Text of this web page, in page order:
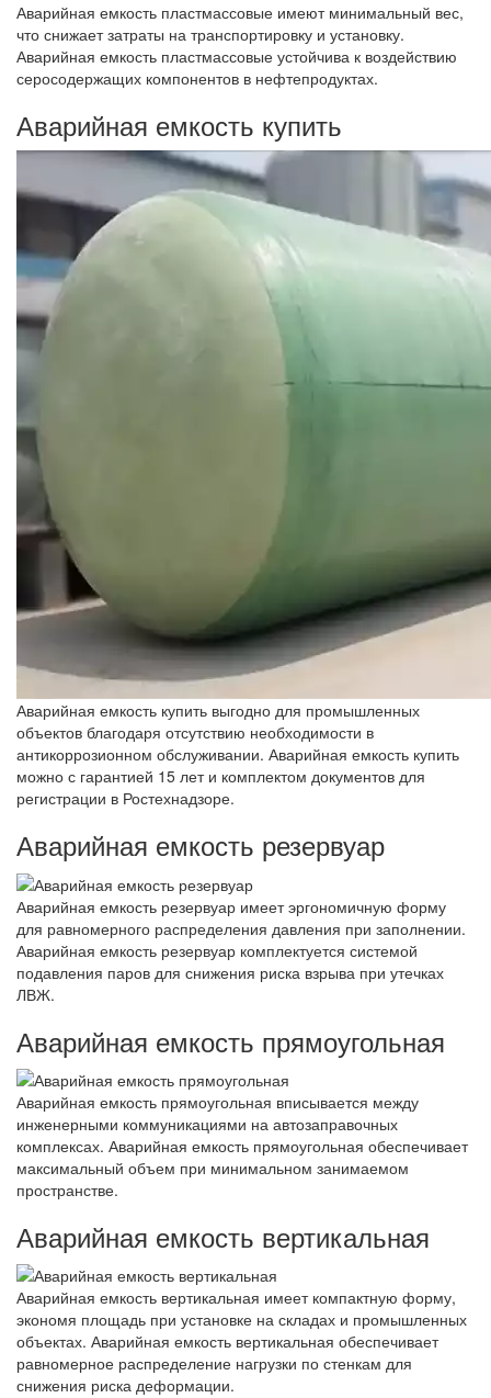
Аварийная емкость пластмассовые имеют минимальный вес,
что снижает затраты на транспортировку и установку.
Аварийная емкость пластмассовые устойчива к воздействию
серосодержащих компонентов в нефтепродуктах.
Аварийная емкость купить
Аварийная емкость купить выгодно для промышленных
объектов благодаря отсутствию необходимости в
антикоррозионном обслуживании. Аварийная емкость купить
можно с гарантией 15 лет и комплектом документов для
регистрации в Ростехнадзоре.
Аварийная емкость резервуар
Аварийная емкость резервуар имеет эргономичную форму
для равномерного распределения давления при заполнении.
Аварийная емкость резервуар комплектуется системой
подавления паров для снижения риска взрыва при утечках
ЛВЖ.
Аварийная емкость прямоугольная
Аварийная емкость прямоугольная вписывается между
инженерными коммуникациями на автозаправочных
комплексах. Аварийная емкость прямоугольная обеспечивает
максимальный объем при минимальном занимаемом
пространстве.
Аварийная емкость вертикальная
Аварийная емкость вертикальная имеет компактную форму,
экономя площадь при установке на складах и промышленных
объектах. Аварийная емкость вертикальная обеспечивает
равномерное распределение нагрузки по стенкам для
снижения риска деформации.